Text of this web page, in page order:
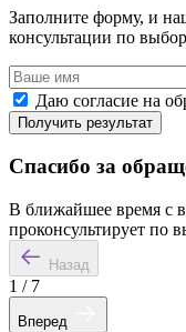
Заполните форму, и
консультации по
Даю согласие на
Получить результат
Спасибо за
В ближайшее время с
проконсультирует по
Назад
1 / 7
Вперед